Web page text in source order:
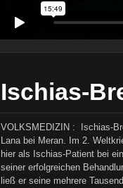
Ischias-
VOLKSMEDIZIN : Ischias-
Lana bei Meran. Im 2.
hier als Ischias-Patient bei
seiner erfolgreichen
ließ er seine mehrere